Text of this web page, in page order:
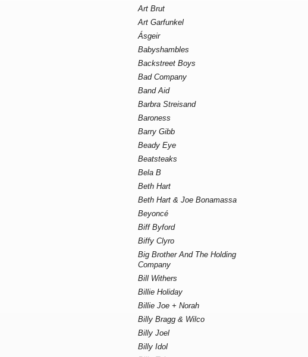
Art Brut
Art Garfunkel
Ásgeir
Babyshambles
Backstreet Boys
Bad Company
Band Aid
Barbra Streisand
Baroness
Barry Gibb
Beady Eye
Beatsteaks
Bela B
Beth Hart
Beth Hart & Joe Bonamassa
Beyoncé
Biff Byford
Biffy Clyro
Big Brother And The Holding
Company
Bill Withers
Billie Holiday
Billie Joe + Norah
Billy Bragg & Wilco
Billy Joel
Billy Idol